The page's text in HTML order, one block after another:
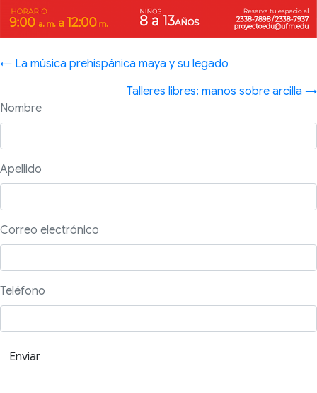
Posts
← La música prehispánica maya y su legado
Talleres libres: manos sobre arcilla →
Nombre
Apellido
Correo electrónico
Teléfono
Enviar